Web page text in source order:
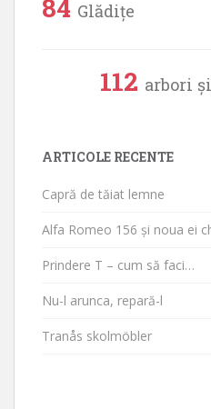
84 Glădițe
112 arbori și
ARTICOLE RECENTE
Capră de tăiat lemne
Alfa Romeo 156 și noua ei
Prindere T – cum să faci…
Nu-l arunca, repară-l
Tranås skolmöbler